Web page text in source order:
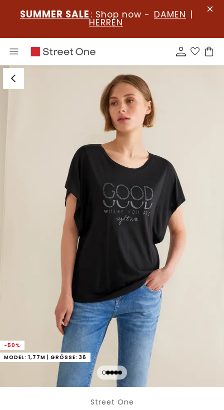
SUMMER SALE : Shop now - DAMEN |
HERREN
-50%
MODEL: 1,77M | GRÖSSE: 36
Street One